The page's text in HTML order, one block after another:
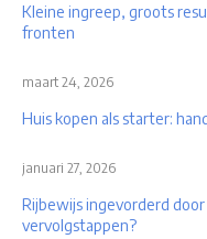
Kleine ingreep, groots
fronten
Huis kopen als starter:
maart 24, 2026
Rijbewijs ingevorderd
vervolgstappen?
januari 27, 2026